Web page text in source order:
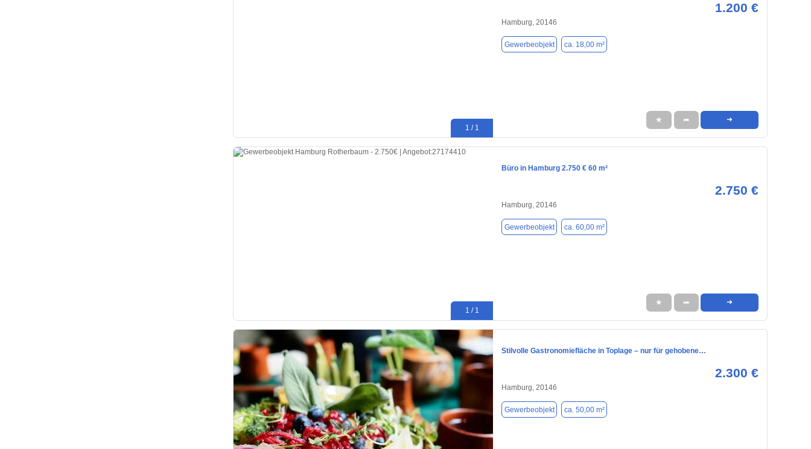
1 / 1
1.200 €
Hamburg, 20146
Gewerbeobjekt ca. 18,00 m²
★ ➦ ➜
1 / 1
Büro in Hamburg 2.750 € 60 m²
2.750 €
Hamburg, 20146
Gewerbeobjekt ca. 60,00 m²
★ ➦ ➜
Stilvolle Gastronomiefläche in Toplage – nur für gehobene…
2.300 €
Hamburg, 20146
Gewerbeobjekt ca. 50,00 m²